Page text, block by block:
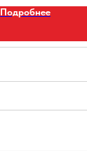
Подробнее